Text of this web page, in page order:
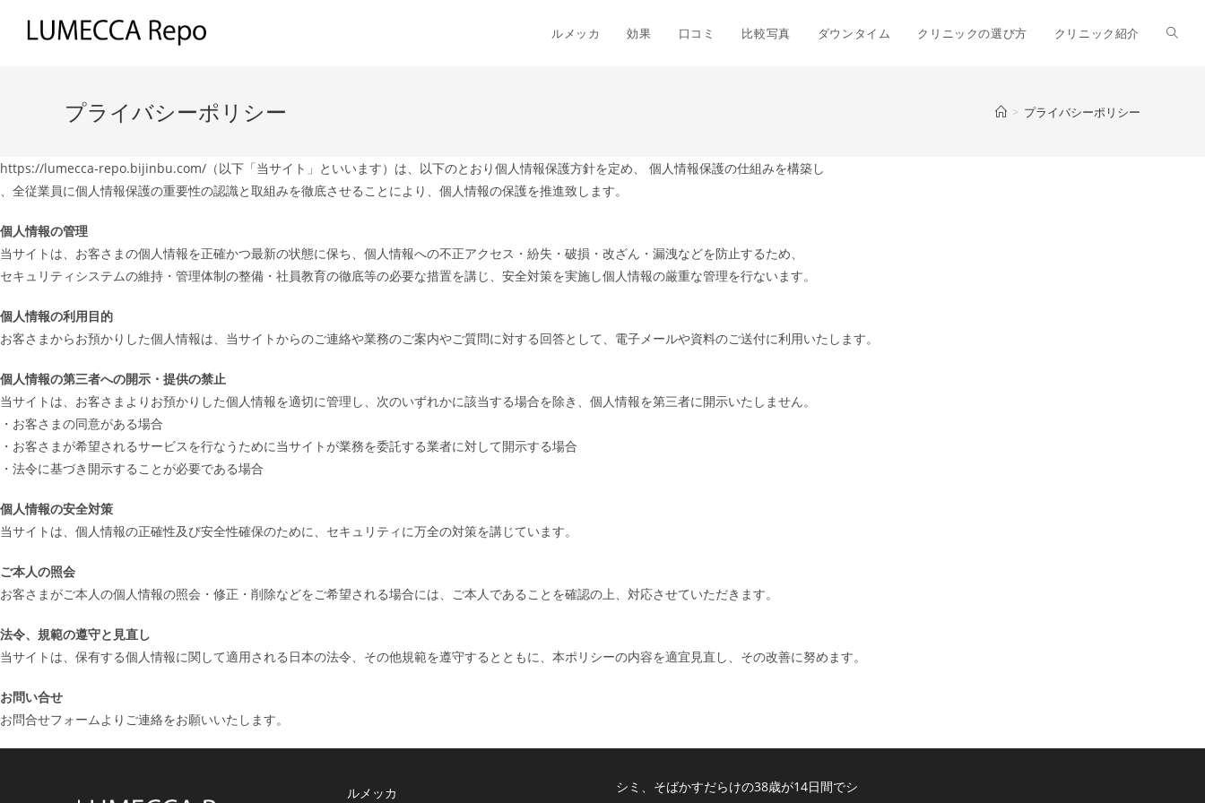
キ
ルメッカ 効果 口コミ 比較写真 ダウンタイム クリニックの選び方 クリニック紹介
プライバシーポリシー > プライバシーポリシー
https://lumecca-repo.bijinbu.com/（以下「当サイト」といいます）は、以下のとおり個人情報保護方針を定め、 個人情報保護の仕組みを構築し
、全従業員に個人情報保護の重要性の認識と取組みを徹底させることにより、個人情報の保護を推進致します。
個人情報の管理
当サイトは、お客さまの個人情報を正確かつ最新の状態に保ち、個人情報への不正アクセス・紛失・破損・改ざん・漏洩などを防止するため、
セキュリティシステムの維持・管理体制の整備・社員教育の徹底等の必要な措置を講じ、安全対策を実施し個人情報の厳重な管理を行ないます。
個人情報の利用目的
お客さまからお預かりした個人情報は、当サイトからのご連絡や業務のご案内やご質問に対する回答として、電子メールや資料のご送付に利用いたします。
個人情報の第三者への開示・提供の禁止
当サイトは、お客さまよりお預かりした個人情報を適切に管理し、次のいずれかに該当する場合を除き、個人情報を第三者に開示いたしません。
・お客さまの同意がある場合
・お客さまが希望されるサービスを行なうために当サイトが業務を委託する業者に対して開示する場合
・法令に基づき開示することが必要である場合
個人情報の安全対策
当サイトは、個人情報の正確性及び安全性確保のために、セキュリティに万全の対策を講じています。
ご本人の照会
お客さまがご本人の個人情報の照会・修正・削除などをご希望される場合には、ご本人であることを確認の上、対応させていただきます。
法令、規範の遵守と見直し
当サイトは、保有する個人情報に関して適用される日本の法令、その他規範を遵守するとともに、本ポリシーの内容を適宜見直し、その改善に努めます。
お問い合せ
お問合せフォームよりご連絡をお願いいたします。
ルメッカ
シミ、そばかすだらけの38歳が14日間でシ